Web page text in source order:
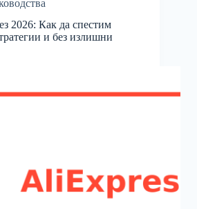
2026: Как да спестим
и без излишни